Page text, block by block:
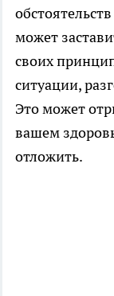
может
своих
ситуации,
Это может
вашем
отложить.